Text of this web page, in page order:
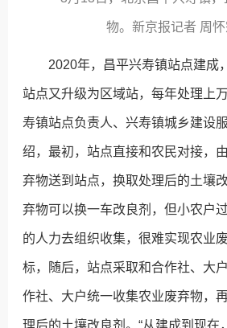
物。新京报记者 周
2020年，昌平兴寿镇站点建成
站点又升级为区域站，每年处理上
寿镇站点负责人、兴寿镇城乡建设
绍，最初，站点直接和农民对接，
弃物送到站点，换取处理后的土壤
弃物可以换一车改良剂，但小农户
的人力去组织收集，很难实现农业
标，随后，站点采取和合作社、大
作社、大户统一收集农业废弃物，